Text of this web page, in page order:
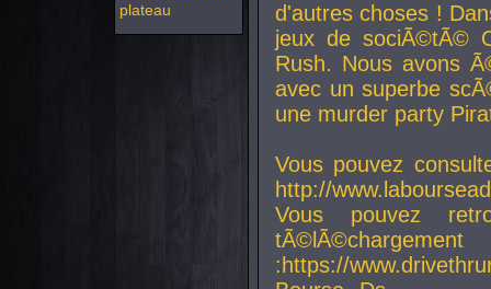
plateau
d'autres choses !
jeux de sociÃ©tÃ©
Rush. Nous avons
avec un superbe
une murder party
Vous pouvez
http://
Vous pouvez
:https://